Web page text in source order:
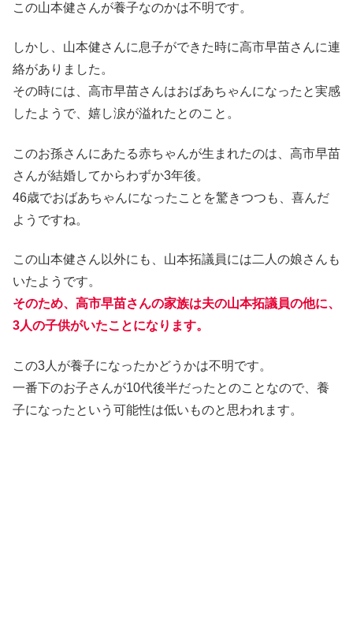
この山本健さんが養子なのかは不明です。
しかし、山本健さんに息子ができた時に高市早苗さんに連
絡がありました。
その時には、高市早苗さんはおばあちゃんになったと実感
したようで、嬉し涙が溢れたとのこと。
このお孫さんにあたる赤ちゃんが生まれたのは、高市早苗
さんが結婚してからわずか3年後。
46歳でおばあちゃんになったことを驚きつつも、喜んだ
ようですね。
この山本健さん以外にも、山本拓議員には二人の娘さんも
いたようです。
そのため、高市早苗さんの家族は夫の山本拓議員の他に、
3人の子供がいたことになります。
この3人が養子になったかどうかは不明です。
一番下のお子さんが10代後半だったとのことなので、養
子になったという可能性は低いものと思われます。